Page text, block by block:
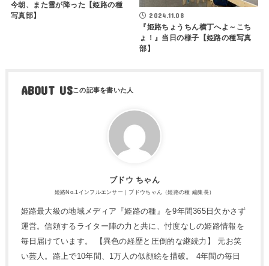
今朝、また雪が降った【姫路の種
写真部】
2024.11.08
『姫路ちょうちん横丁へよ～こち
ょ！』当日の様子【姫路の種写真
部】
ABOUT US
ブドウ ちゃん
姫路No.1インフルエンサー｜ブドウちゃん（姫路の種 編集長）
姫路最大級の地域メディア『姫路の種』を9年間365日欠かさず
運営。信頼するライター陣の力と共に、忖度なしの姫路情報を
毎日届けています。 【異色の経歴と圧倒的な継続力】 元お笑
い芸人。路上で10年間、1万人の似顔絵を描破。 4年間の毎日